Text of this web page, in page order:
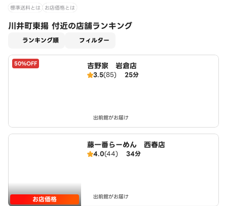
標準送料とは お店価格とは
川井町東揚 付近の店舗ランキング
ランキング順 フィルター
50%OFF 吉野家 岩倉店
3.5(85) 25分
出前館がお届け
お店価格
藤一番らーめん 西春店
4.0(44) 34分
出前館がお届け